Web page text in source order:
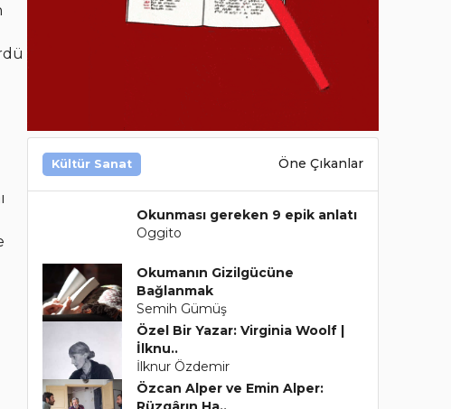
Kültür Sanat Öne Çıkanlar
Okunması gereken 9 epik anlatı
Oggito
Okumanın Gizilgücüne
Bağlanmak
Semih Gümüş
Özel Bir Yazar: Virginia Woolf |
İlknu..
İlknur Özdemir
Özcan Alper ve Emin Alper: